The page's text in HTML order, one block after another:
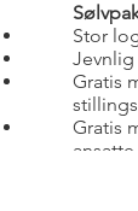
Stor
Gratis
Gratis